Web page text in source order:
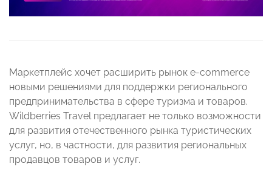
Маркетплейс хочет расширить рынок e-commerce
новыми решениями для поддержки регионального
предпринимательства в сфере туризма и товаров.
Wildberries Travel предлагает не только возможности
для развития отечественного рынка туристических
услуг, но, в частности, для развития региональных
продавцов товаров и услуг.